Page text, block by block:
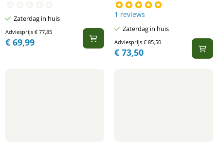
Zaterdag in huis
Adviesprijs €77,85
€69,99
1 reviews
Zaterdag in huis
Adviesprijs €85,50
€73,50